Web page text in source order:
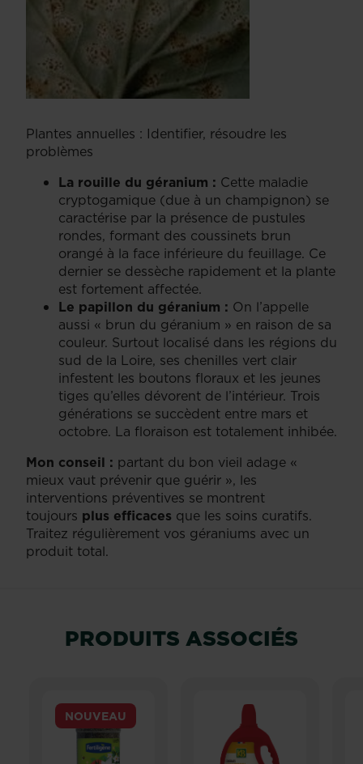
Plantes annuelles : Identifier, résoudre les
problèmes
La rouille du géranium : Cette maladie
cryptogamique (due à un champignon) se
caractérise par la présence de pustules
rondes, formant des coussinets brun
orangé à la face inférieure du feuillage. Ce
dernier se dessèche rapidement et la plante
est fortement affectée.
Le papillon du géranium : On l’appelle
aussi « brun du géranium » en raison de sa
couleur. Surtout localisé dans les régions du
sud de la Loire, ses chenilles vert clair
infestent les boutons floraux et les jeunes
tiges qu’elles dévorent de l’intérieur. Trois
générations se succèdent entre mars et
octobre. La floraison est totalement inhibée.
Mon conseil : partant du bon vieil adage «
mieux vaut prévenir que guérir », les
interventions préventives se montrent
toujours plus efficaces que les soins curatifs.
Traitez régulièrement vos géraniums avec un
produit total.
PRODUITS ASSOCIÉS
NOUVEAU